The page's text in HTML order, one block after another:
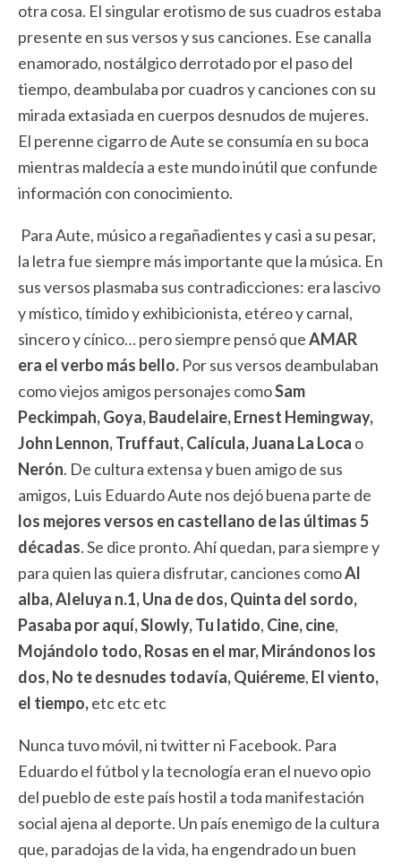
otra cosa. El singular erotismo de sus cuadros estaba
presente en sus versos y sus canciones. Ese canalla
enamorado, nostálgico derrotado por el paso del
tiempo, deambulaba por cuadros y canciones con su
mirada extasiada en cuerpos desnudos de mujeres.
El perenne cigarro de Aute se consumía en su boca
mientras maldecía a este mundo inútil que confunde
información con conocimiento.
Para Aute, músico a regañadientes y casi a su pesar,
la letra fue siempre más importante que la música. En
sus versos plasmaba sus contradicciones: era lascivo
y místico, tímido y exhibicionista, etéreo y carnal,
sincero y cínico… pero siempre pensó queAMAR
era el verbo más bello. Por sus versos deambulaban
como viejos amigos personajes comoSam
Peckimpah, Goya, Baudelaire, Ernest Hemingway,
John Lennon, Truffaut, Calícula, Juana La Loca o
Nerón. De cultura extensa y buen amigo de sus
amigos, Luis Eduardo Aute nos dejó buena parte de
los mejores versos en castellano de las últimas 5
décadas. Se dice pronto. Ahí quedan, para siempre y
para quien las quiera disfrutar, canciones comoAl
alba, Aleluya n.1, Una de dos, Quinta del sordo,
Pasaba por aquí, Slowly, Tu latido, Cine, cine,
Mojándolo todo, Rosas en el mar, Mirándonos los
dos, No te desnudes todavía, Quiéreme, El viento,
el tiempo,etc etc etc
Nunca tuvo móvil, ni twitter ni Facebook. Para
Eduardo el fútbol y la tecnología eran el nuevo opio
del pueblo de este país hostil a toda manifestación
social ajena al deporte. Un país enemigo de la cultura
que, paradojas de la vida, ha engendrado un buen